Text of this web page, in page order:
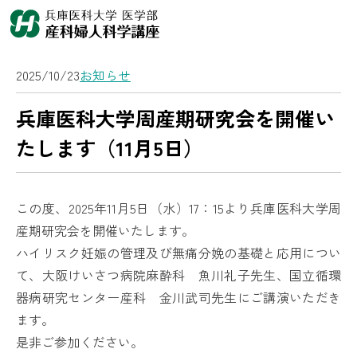
2025/10/23お知らせ
兵庫医科大学周産期研究会を開催い
たします（11月5日）
この度、2025年11月5日（水）17：15より兵庫医科大学周
産期研究会を開催いたします。
ハイリスク妊娠の管理及び無痛分娩の基礎と応用につい
て、大阪けいさつ病院麻酔科 魚川礼子先生、国立循環
器病研究センター産科 金川武司先生にご講演いただき
ます。
是非ご参加ください。